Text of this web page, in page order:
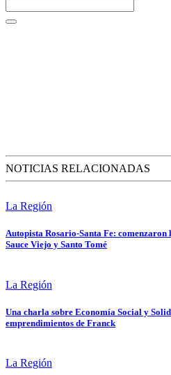
NOTICIAS RELACIONADAS
La Región
Autopista Rosario-Santa Fe:
Sauce Viejo y Santo Tomé
La Región
Una charla sobre Economía Social y
emprendimientos de Franck
La Región